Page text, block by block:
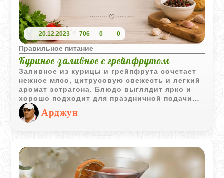
20.12.2023 706 0 0
Правильное питание
Куриное заливное с грейпфрутом
Заливное из курицы и грейпфрута сочетает
нежное мясо, цитрусовую свежесть и легкий
аромат эстрагона. Блюдо выглядит ярко и
хорошо подходит для праздничной подачи
или холодного закусочного стола.
Арджун